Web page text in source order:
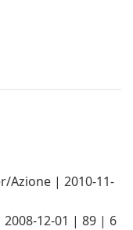
Azione | 2010-11-
12-01 | 89 | 6